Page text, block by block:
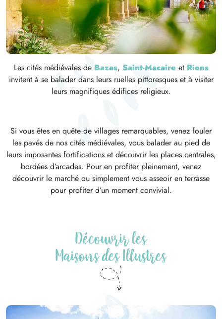
Les cités médiévales de Bazas, Saint-Macaireet Rions
invitent à se balader dans leurs ruelles pittoresques et à visiter
leurs magnifiques édifices religieux.
Si vous êtes en quête de villages remarquables, venez fouler
les pavés de nos cités médiévales, vous balader au pied de
leurs imposantes fortifications et découvrir les places centrales,
bordées d’arcades. Pour en profiter pleinement, venez
découvrir le marché ou simplement vous asseoir en terrasse
pour profiter d’un moment convivial.
Découvrir les
Maisons des Illustres